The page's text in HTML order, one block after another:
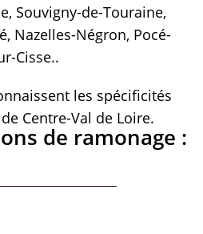
Souvigny-de-Touraine,
Nazelles-Négron, Pocé-
Cisse..
les spécificités
Centre-Val de Loire.
de ramonage :